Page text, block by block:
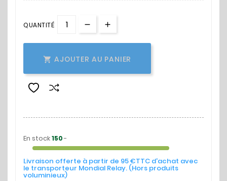
QUANTITÉ
 AJOUTER AU PANIER
En stock150-
Livraison offerte à partir de 95 €TTC d'achat avec
le transporteur Mondial Relay. (Hors produits
voluminieux)